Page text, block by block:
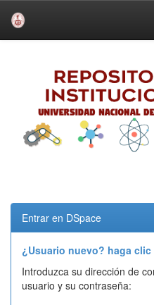
Entrar en DSpace
¿Usuario nuevo? haga clic
Introduzca su dirección de
usuario y su contraseña: